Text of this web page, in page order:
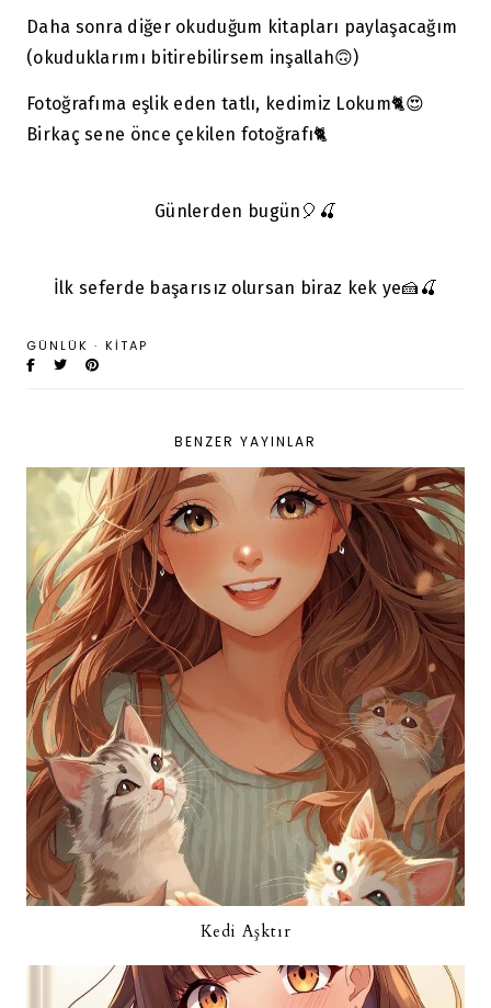
Daha sonra diğer okuduğum kitapları paylaşacağım
(okuduklarımı bitirebilirsem inşallah🙃)
Fotoğrafıma eşlik eden tatlı, kedimiz Lokum🐈😍
Birkaç sene önce çekilen fotoğrafı🐈
Günlerden bugün🎈🍒
İlk seferde başarısız olursan biraz kek ye🍰🍒
GÜNLÜK · KITAP
BENZER YAYINLAR
Kedi Aşktır